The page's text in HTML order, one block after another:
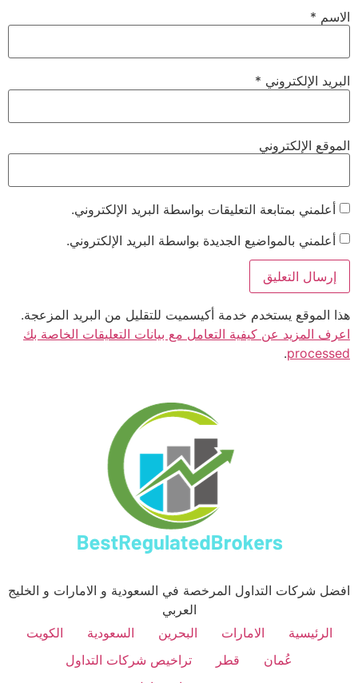
الاسم *
البريد الإلكتروني *
الموقع الإلكتروني
أعلمني بمتابعة التعليقات بواسطة البريد الإلكتروني.
أعلمني بالمواضيع الجديدة بواسطة البريد الإلكتروني.
هذا الموقع يستخدم خدمة أكيسميت للتقليل من البريد المزعجة.
اعرف المزيد عن كيفية التعامل مع بيانات التعليقات الخاصة بك
processed
.
افضل شركات التداول المرخصة في السعودية و الامارات و الخليج
العربي
الرئيسية
الامارات البحرين السعودية
الكويت
عُمان
قطر
تراخيص شركات التداول